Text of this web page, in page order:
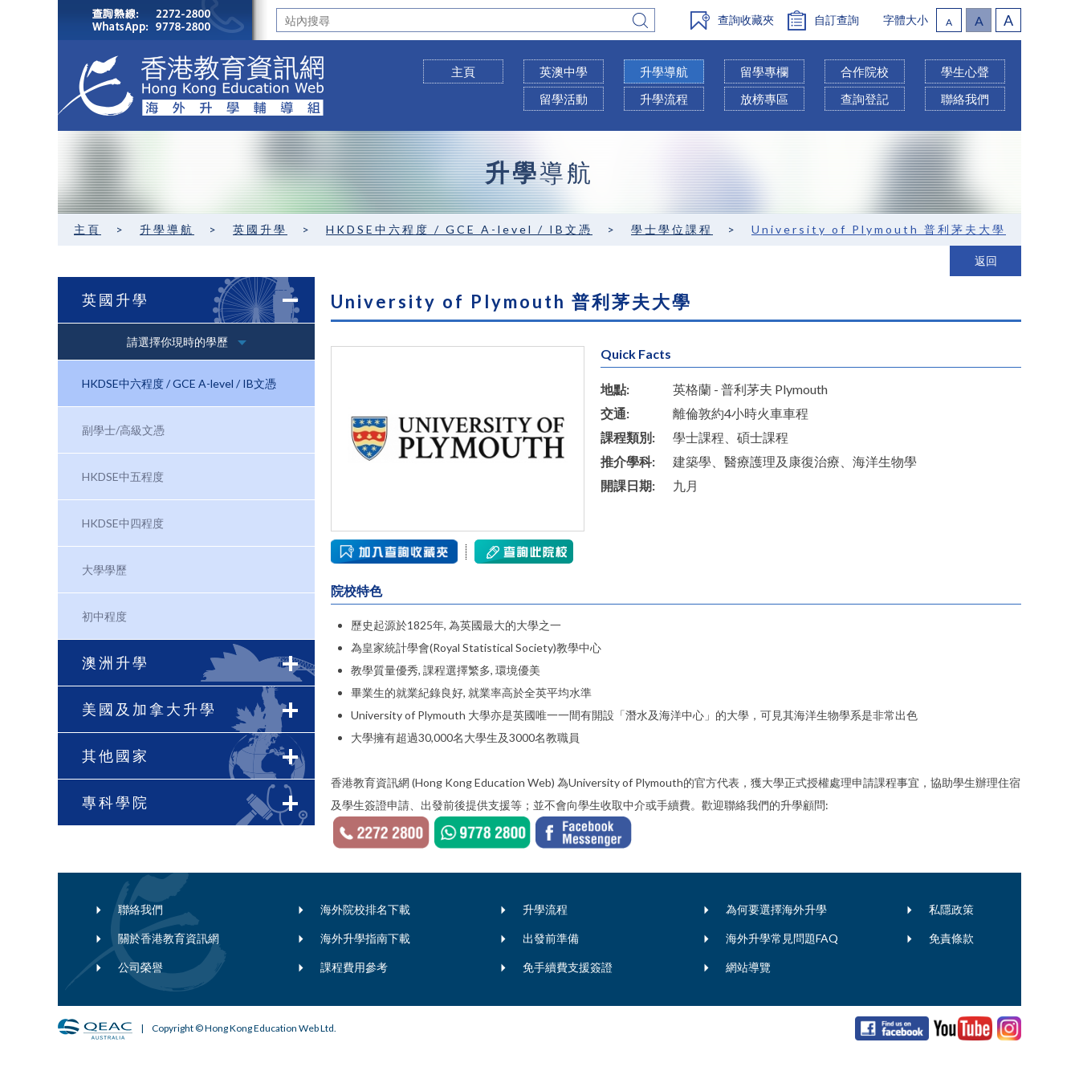
查詢收藏夾 自訂查詢 字體大小 A A A
升學導航
主頁 > 升學導航 > 英國升學 > HKDSE中六程度 / GCE A-level / IB文憑 > 學士學位課程 > University of Plymouth 普利茅夫大學
返回
英國升學
請選擇你現時的學歷
HKDSE中六程度 / GCE A-level / IB文憑
副學士/高級文憑
HKDSE中五程度
HKDSE中四程度
大學學歷
初中程度
澳洲升學
美國及加拿大升學
其他國家
專科學院
University of Plymouth 普利茅夫大學
Quick Facts
地點:
英格蘭 - 普利茅夫 Plymouth
交通:
離倫敦約4小時火車車程
課程類別:
學士課程、碩士課程
推介學科:
建築學、醫療護理及康復治療、海洋生物學
開課日期:
九月
院校特色
歷史起源於1825年, 為英國最大的大學之一
為皇家統計學會(Royal Statistical Society)教學中心
教學質量優秀, 課程選擇繁多, 環境優美
畢業生的就業紀錄良好, 就業率高於全英平均水準
University of Plymouth 大學亦是英國唯一一間有開設「潛水及海洋中心」的大學，可見其海洋生物學系是非常出色
大學擁有超過30,000名大學生及3000名教職員
香港教育資訊網 (Hong Kong Education Web) 為University of Plymouth的官方代表，獲大學正式授權處理申請課程事宜，協助學生辦理住宿
及學生簽證申請、出發前後提供支援等；並不會向學生收取中介或手續費。歡迎聯絡我們的升學顧問:
聯絡我們
關於香港教育資訊網
公司榮譽
海外院校排名下載
海外升學指南下載
課程費用參考
升學流程
出發前準備
免手續費支援簽證
為何要選擇海外升學
海外升學常見問題FAQ
網站導覽
私隱政策
免責條款
| Copyright © Hong Kong Education Web Ltd.
主頁 英澳中學 升學導航 留學專欄 合作院校
學生心聲
留學活動
升學流程 放榜專區 查詢登記 聯絡我們